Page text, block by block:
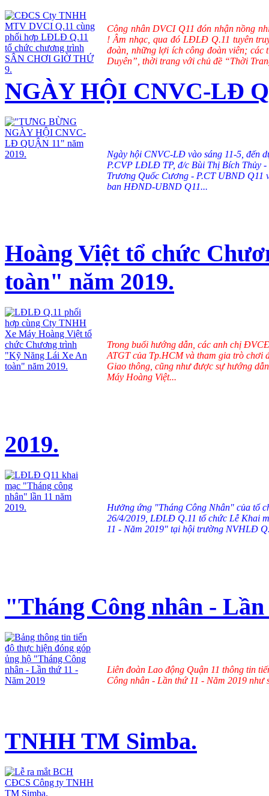
Công nhân DVCI Q11 đón nhận nồng
! Âm nhạc, qua đó LĐLĐ Q.11 tuyên
đoàn, những lợi ích công đoàn viên; các
Duyên”, thời trang với chủ đề “Thời
NGÀY HỘI CNVC-LĐ
Ngày hội CNVC-LĐ vào sáng 11-5, đến
P.CVP LĐLĐ TP, đ/c Bùi Thị Bích Thủy
Trương Quốc Cương - P.CT UBND Q11
ban HĐND-UBND Q11...
Hoàng Việt tổ chức
toàn" năm 2019.
Trong buổi hướng dẫn, các anh chị
ATGT của Tp.HCM và tham gia trò chơi
Giao thông, cũng như được sự hướng
Máy Hoàng Việt...
2019.
Hưởng ứng "Tháng Công Nhân" của tổ
26/4/2019, LĐLĐ Q.11 tổ chức Lễ Khai
11 - Năm 2019" tại hội trường NVHLĐ
"Tháng Công nhân -
Liên đoàn Lao động Quận 11 thông tin
Công nhân - Lần thứ 11 - Năm 2019 như
TNHH TM Simba.